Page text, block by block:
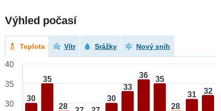
Výhled počasí
Teplota Vítr Srážky Nový sníh
30
35
28
30
33
36 35
28
31 32
40
35
30